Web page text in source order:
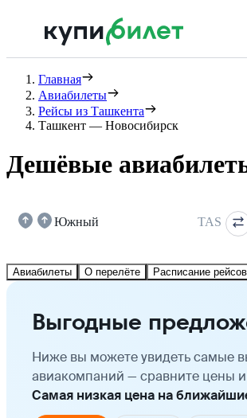
Главная
Авиабилеты
Рейсы из Ташкента
Ташкент — Новосибирск
Дешёвые
Южный TAS
Авиабилеты О перелёте Расписание рейсов
Выгодные
Ниже вы можете увидеть самые
авиакомпаний — сравните цены
Самая низкая цена на